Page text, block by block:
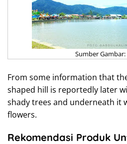
Sumber
From some information that
shaped hill is reportedly later
shady trees and underneath it
flowers.
Rekomendasi Produk